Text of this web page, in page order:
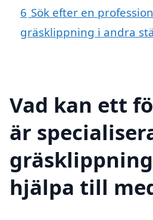
6 Sök efter en
gräsklippning i andra
Vad kan ett
är
hjälpa till